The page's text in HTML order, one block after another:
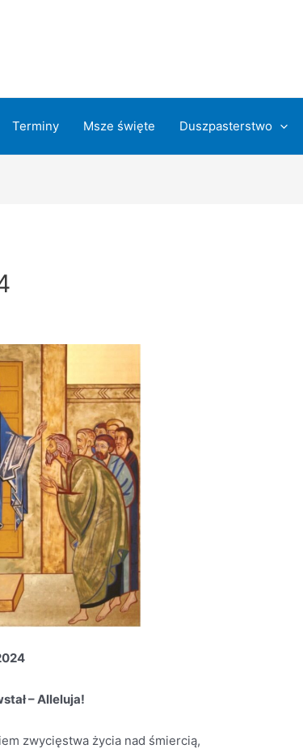
Terminy Msze święte Duszpasterstwo
– Alleluja!
zwycięstwa życia nad śmiercią,